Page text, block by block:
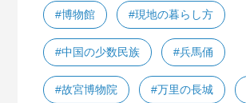
#博物館 #現地の暮らし方
#中国の少数民族 #兵馬俑
#故宮博物院 #万里の長城